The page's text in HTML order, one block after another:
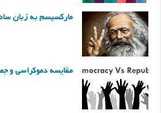
مارکسیسم به زبان
مقایسه دموکراسی و جمهوری: 11